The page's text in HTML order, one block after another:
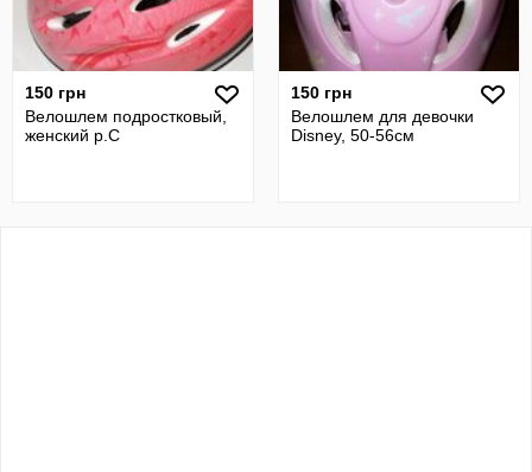
150 грн
Велошлем подростковый,
женский р.С
150 грн
Велошлем для девочки
Disney, 50-56см